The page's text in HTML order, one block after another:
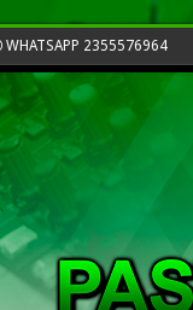
WHATSAPP 2355576964